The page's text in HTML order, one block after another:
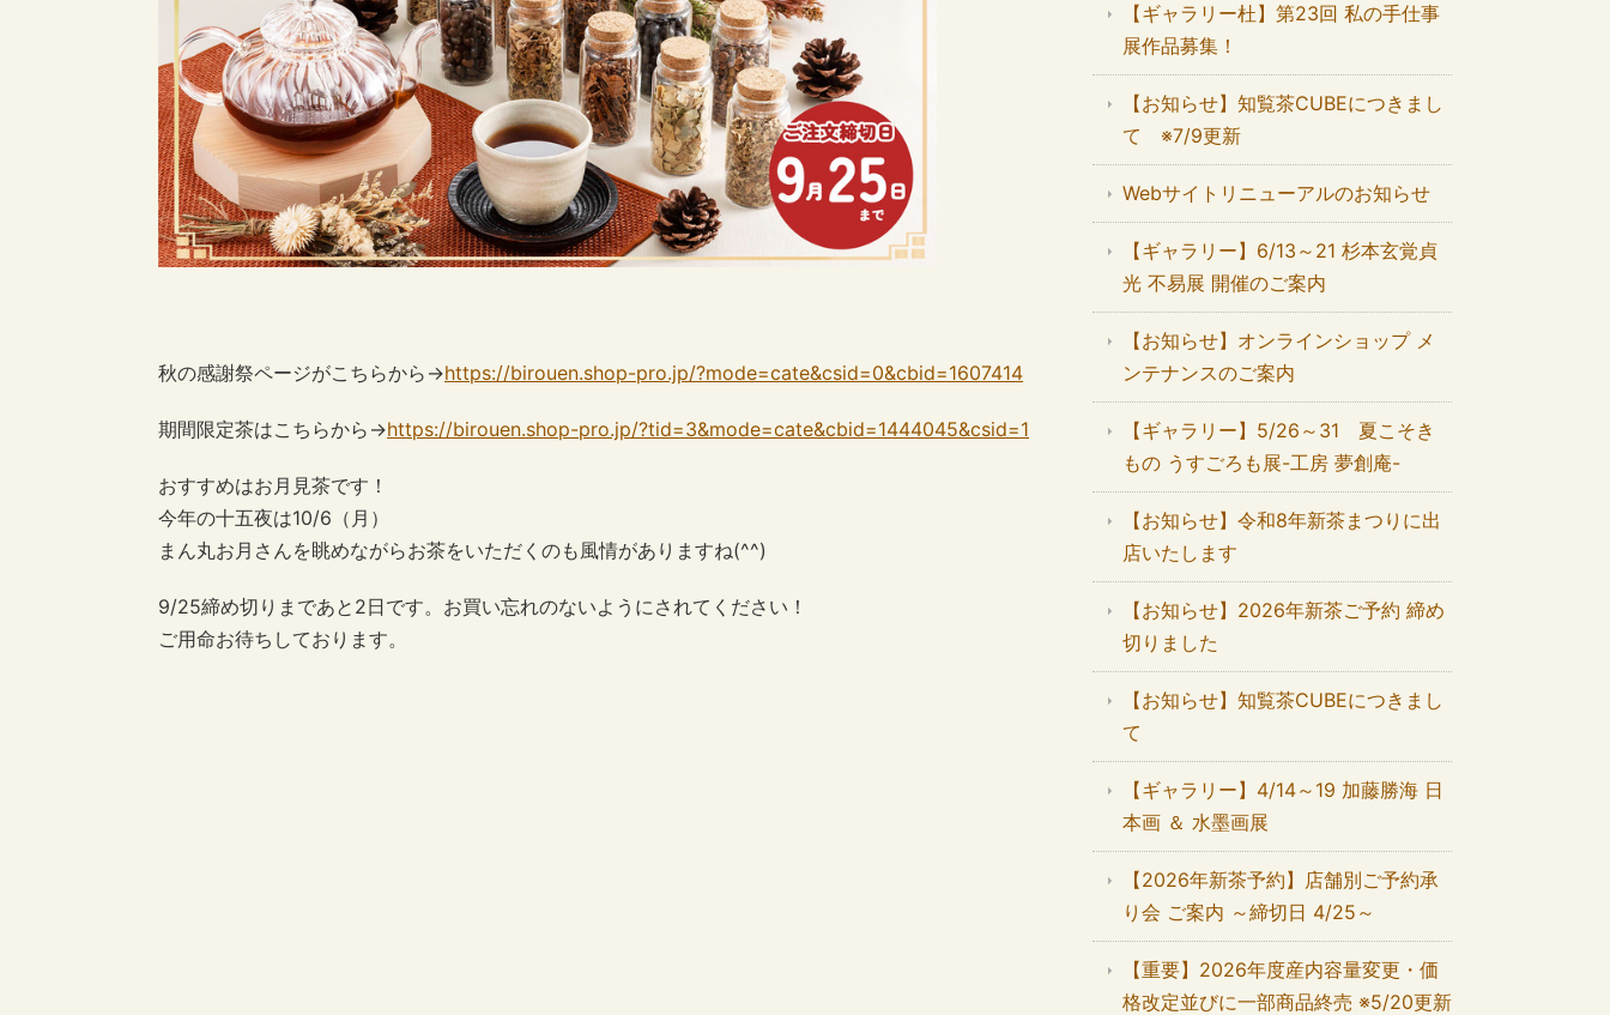
秋の感謝祭ページがこちらから→https://birouen.shop-pro.jp/?mode=cate&csid=0&cbid=1607414
期間限定茶はこちらから→https://birouen.shop-pro.jp/?tid=3&mode=cate&cbid=1444045&csid=1
おすすめはお月見茶です！
今年の十五夜は10/6（月）
まん丸お月さんを眺めながらお茶をいただくのも風情がありますね(^^)
9/25締め切りまであと2日です。お買い忘れのないようにされてください！
ご用命お待ちしております。
【ギャラリー杜】第23回 私の手仕事
展作品募集！
【お知らせ】知覧茶CUBEにつきまし
て ※7/9更新
Webサイトリニューアルのお知らせ
【ギャラリー】6/13～21 杉本玄覚貞
光 不易展 開催のご案内
【お知らせ】オンラインショップ メ
ンテナンスのご案内
【ギャラリー】5/26～31 夏こそき
もの うすごろも展-工房 夢創庵-
【お知らせ】令和8年新茶まつりに出
店いたします
【お知らせ】2026年新茶ご予約 締め
切りました
【お知らせ】知覧茶CUBEにつきまし
て
【ギャラリー】4/14～19 加藤勝海 日
本画 ＆ 水墨画展
【2026年新茶予約】店舗別ご予約承
り会 ご案内 ～締切日 4/25～
【重要】2026年度産内容量変更・価
格改定並びに一部商品終売 ※5/20更新